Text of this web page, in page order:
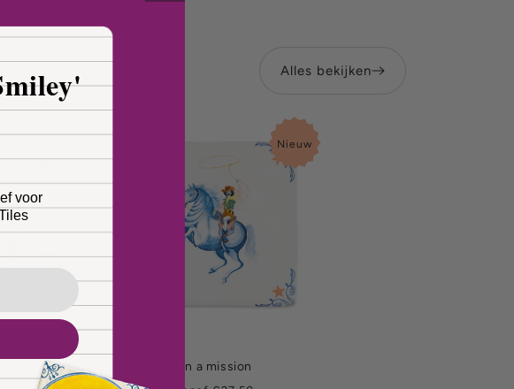
Alles bekijken
Nieuw
On a mission
voor